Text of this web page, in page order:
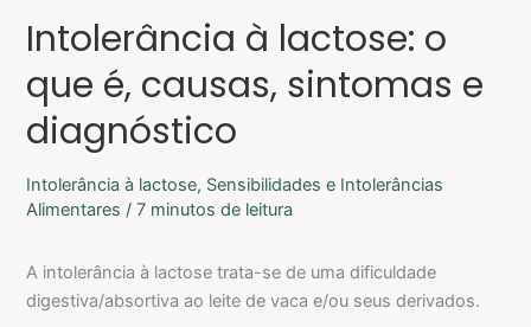
Intolerância à lactose: o
que é, causas, sintomas e
diagnóstico
Intolerância à lactose, Sensibilidades e Intolerâncias
Alimentares /7 minutos de leitura
A intolerância à lactose trata-se de uma dificuldade
digestiva/absortiva ao leite de vaca e/ou seus derivados.
o
é,
causas,
sintomas
e
diagnóstico